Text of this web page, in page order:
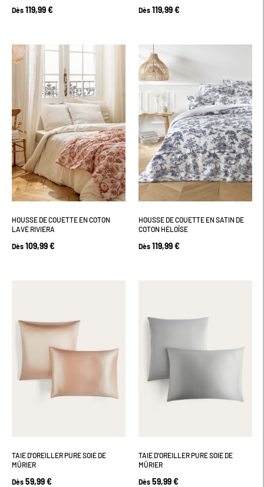
Dès 119,99 € Dès 119,99 €
HOUSSE DE COUETTE EN COTON
LAVÉ RIVIERA
Dès 109,99 €
HOUSSE DE COUETTE EN SATIN DE
COTON HÉLOÏSE
Dès 119,99 €
TAIE D'OREILLER PURE SOIE DE
MÛRIER
Dès 59,99 €
TAIE D'OREILLER PURE SOIE DE
MÛRIER
Dès 59,99 €